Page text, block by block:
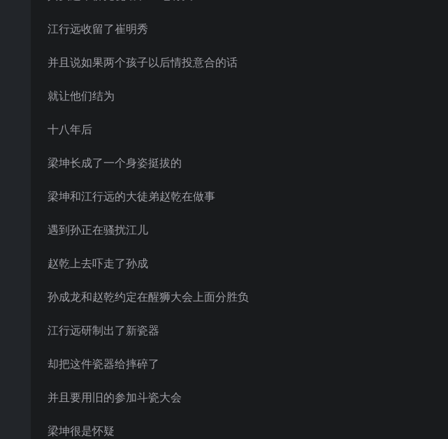
江行远收留了崔明秀
并且说如果两个孩子以后情投意合的话
就让他们结为
十八年后
梁坤长成了一个身姿挺拔的
梁坤和江行远的大徒弟赵乾在做事
遇到孙正在骚扰江儿
赵乾上去吓走了孙成
孙成龙和赵乾约定在醒狮大会上面分胜负
江行远研制出了新瓷器
却把这件瓷器给摔碎了
并且要用旧的参加斗瓷大会
梁坤很是怀疑